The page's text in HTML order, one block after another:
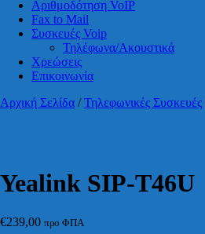
Αριθμοδότηση VoIP
Fax to Mail
Συσκευές Voip
Τηλέφωνα/Ακουστικά
Χρεώσεις
Επικοινωνία
Αρχική Σελίδα /Τηλεφωνικές Συσκευές
Yealink SIP-T46U
€239,00 προ ΦΠΑ